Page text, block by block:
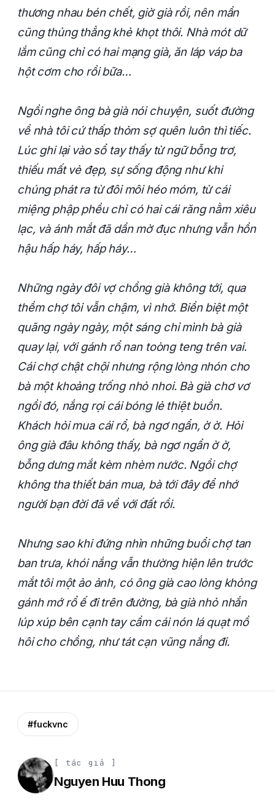
thương nhau bén chết, giờ già rồi, nên mần
cũng thủng thẳng khẻ khọt thôi. Nhà mót dữ
lắm cũng chỉ có hai mạng già, ăn láp váp ba
hột cơm cho rồi bữa…
Ngồi nghe ông bà già nói chuyện, suốt đường
về nhà tôi cứ thấp thỏm sợ quên luôn thì tiếc.
Lúc ghi lại vào sổ tay thấy từ ngữ bỗng trơ,
thiếu mất vẻ đẹp, sự sống động như khi
chúng phát ra từ đôi môi héo móm, từ cái
miệng phập phều chỉ có hai cái răng nằm xiêu
lạc, và ánh mắt đã dần mờ đục nhưng vẫn hồn
hậu hấp háy, hấp háy…
Những ngày đôi vợ chồng già không tới, qua
thềm chợ tôi vẫn chậm, vì nhớ. Biền biệt một
quãng ngày ngày, một sáng chỉ mình bà già
quay lại, với gánh rổ nan toòng teng trên vai.
Cái chợ chật chội nhưng rộng lòng nhón cho
bà một khoảng trống nhỏ nhoi. Bà già chơ vơ
ngồi đó, nắng rọi cái bóng lẻ thiệt buồn.
Khách hỏi mua cái rổ, bà ngơ ngẩn, ờ ờ. Hỏi
ông già đâu không thấy, bà ngơ ngẩn ờ ờ,
bỗng dưng mắt kèm nhèm nước. Ngồi chợ
không tha thiết bán mua, bà tới đây để nhớ
người bạn đời đã về với đất rồi.
Nhưng sao khi đứng nhìn những buổi chợ tan
ban trưa, khói nắng vẫn thường hiện lên trước
mắt tôi một ảo ảnh, có ông già cao lỏng khỏng
gánh mớ rổ ế đi trên đường, bà già nhỏ nhắn
lúp xúp bên cạnh tay cầm cái nón lá quạt mồ
hôi cho chồng, như tát cạn vũng nắng đi.
#fuckvnc
[ tác giả ]
Nguyen Huu Thong